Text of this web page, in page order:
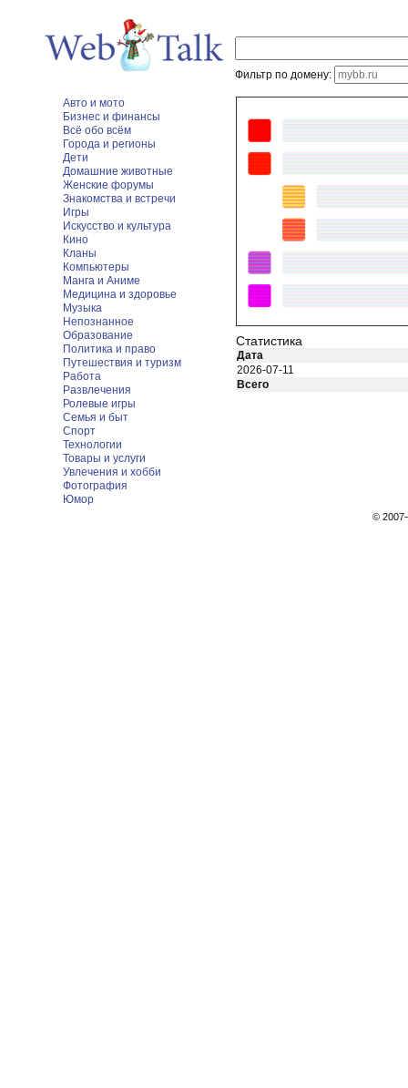
Фильтр по домену:
Авто и мото
Бизнес и финансы
Всё обо всём
Города и регионы
Дети
Домашние животные
Женские форумы
Знакомства и встречи
Игры
Искусство и культура
Кино
Кланы
Компьютеры
Манга и Аниме
Медицина и здоровье
Музыка
Непознанное
Образование
Политика и право
Путешествия и туризм
Работа
Развлечения
Ролевые игры
Семья и быт
Спорт
Технологии
Товары и услуги
Увлечения и хобби
Фотография
Юмор
Статистика
Дата
2026-07-11
Всего
©